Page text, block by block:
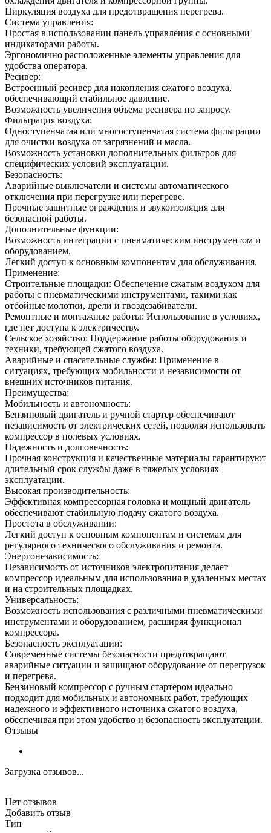
Циркуляция воздуха для предотвращения перегрева.
Система управления:
Простая в использовании панель управления с основными
индикаторами работы.
Эргономично расположенные элементы управления для
удобства оператора.
Ресивер:
Встроенный ресивер для накопления сжатого воздуха,
обеспечивающий стабильное давление.
Возможность увеличения объема ресивера по запросу.
Фильтрация воздуха:
Одноступенчатая или многоступенчатая система фильтрации
для очистки воздуха от загрязнений и масла.
Возможность установки дополнительных фильтров для
специфических условий эксплуатации.
Безопасность:
Аварийные выключатели и системы автоматического
отключения при перегрузке или перегреве.
Прочные защитные ограждения и звукоизоляция для
безопасной работы.
Дополнительные функции:
Возможность интеграции с пневматическим инструментом и
оборудованием.
Легкий доступ к основным компонентам для обслуживания.
Применение:
Строительные площадки: Обеспечение сжатым воздухом для
работы с пневматическими инструментами, такими как
отбойные молотки, дрели и гвоздезабиватели.
Ремонтные и монтажные работы: Использование в условиях,
где нет доступа к электричеству.
Сельское хозяйство: Поддержание работы оборудования и
техники, требующей сжатого воздуха.
Аварийные и спасательные службы: Применение в
ситуациях, требующих мобильности и независимости от
внешних источников питания.
Преимущества:
Мобильность и автономность:
Бензиновый двигатель и ручной стартер обеспечивают
независимость от электрических сетей, позволяя использовать
компрессор в полевых условиях.
Надежность и долговечность:
Прочная конструкция и качественные материалы гарантируют
длительный срок службы даже в тяжелых условиях
эксплуатации.
Высокая производительность:
Эффективная компрессорная головка и мощный двигатель
обеспечивают стабильную подачу сжатого воздуха.
Простота в обслуживании:
Легкий доступ к основным компонентам и системам для
регулярного технического обслуживания и ремонта.
Энергонезависимость:
Независимость от источников электропитания делает
компрессор идеальным для использования в удаленных местах
и на строительных площадках.
Универсальность:
Возможность использования с различными пневматическими
инструментами и оборудованием, расширяя функционал
компрессора.
Безопасность эксплуатации:
Современные системы безопасности предотвращают
аварийные ситуации и защищают оборудование от перегрузок
и перегрева.
Бензиновый компрессор с ручным стартером идеально
подходит для мобильных и автономных работ, требующих
надежного и эффективного источника сжатого воздуха,
обеспечивая при этом удобство и безопасность эксплуатации.
Отзывы
Загрузка отзывов...
Нет отзывов
Добавить отзыв
Тип